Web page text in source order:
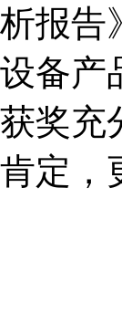
析报告
设备产
获奖充
肯定，